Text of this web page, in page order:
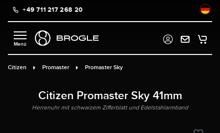
springen
+49 711 217 268 20
Citizen Promaster Promaster Sky
Citizen Promaster Sky 41mm
Herrenuhr mit schwarzem Zifferblatt und Edelstahlarmband